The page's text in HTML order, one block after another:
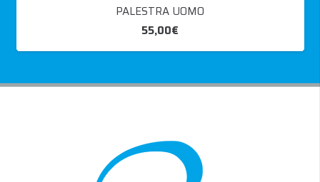
PALESTRA UOMO
55,00€